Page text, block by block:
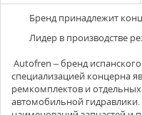
Бренд принадлежит
Лидер в производстве
Autofren – бренд
специализацией концерна
ремкомплектов и
автомобильной гидравлики.